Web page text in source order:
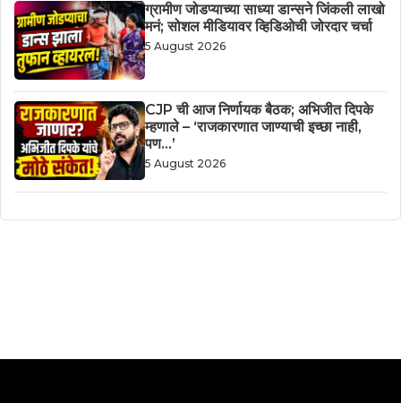
ग्रामीण जोडप्याच्या साध्या डान्सने जिंकली लाखो
मनं; सोशल मीडियावर व्हिडिओची जोरदार चर्चा
5 August 2026
CJP ची आज निर्णायक बैठक; अभिजीत दिपके
म्हणाले – ‘राजकारणात जाण्याची इच्छा नाही,
पण…’
5 August 2026